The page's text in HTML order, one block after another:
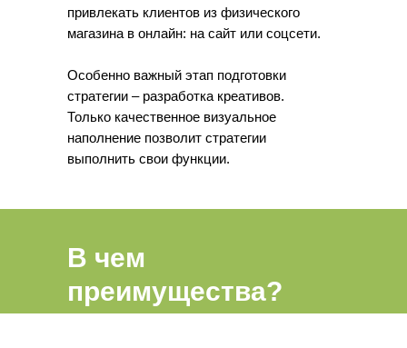
привлекать клиентов из физического
магазина в онлайн: на сайт или соцсети.
Особенно важный этап подготовки
стратегии – разработка креативов.
Только качественное визуальное
наполнение позволит стратегии
выполнить свои функции.
В чем
преимущества?